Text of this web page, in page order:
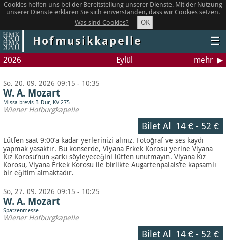
Cookies helfen uns bei der Bereitstellung unserer Dienste. Mit der Nutzung
unserer Dienste erklären Sie sich einverstanden, dass wir Cookies setzen.
Was sind Cookies?
OK
Hofmusikkapelle ☰
2026 Eylül mehr
So, 20. 09. 2026 09:15 - 10:35
W. A. Mozart
Missa brevis B-Dur, KV 275
Wiener Hofburgkapelle
Bilet Al 14 €- 52 €
Lütfen saat 9:00’a kadar yerlerinizi alınız. Fotoğraf ve ses kaydı
yapmak yasaktır. Bu konserde, Viyana Erkek Korosu yerine Viyana
Kız Korosu’nun şarkı söyleyeceğini lütfen unutmayın. Viyana Kız
Korosu, Viyana Erkek Korosu ile birlikte Augartenpalais’te kapsamlı
bir eğitim almaktadır.
So, 27. 09. 2026 09:15 - 10:25
W. A. Mozart
Spatzenmesse
Wiener Hofburgkapelle
Bilet Al 14 €- 52 €